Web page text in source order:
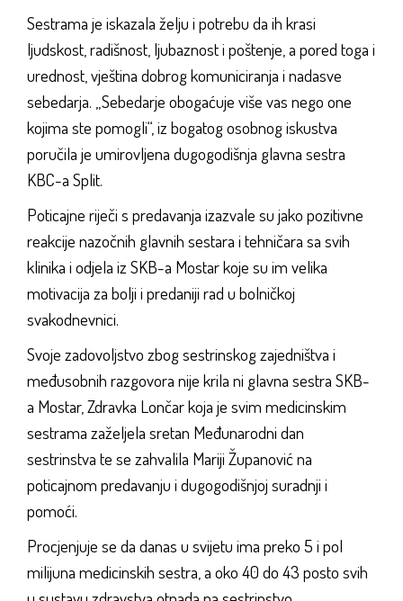
Sestrama je iskazala želju i potrebu da ih krasi
ljudskost, radišnost, ljubaznost i poštenje, a pored toga i
urednost, vještina dobrog komuniciranja i nadasve
sebedarja. „Sebedarje obogaćuje više vas nego one
kojima ste pomogli“, iz bogatog osobnog iskustva
poručila je umirovljena dugogodišnja glavna sestra
KBC-a Split.
Poticajne riječi s predavanja izazvale su jako pozitivne
reakcije nazočnih glavnih sestara i tehničara sa svih
klinika i odjela iz SKB-a Mostar koje su im velika
motivacija za bolji i predaniji rad u bolničkoj
svakodnevnici.
Svoje zadovoljstvo zbog sestrinskog zajedništva i
međusobnih razgovora nije krila ni glavna sestra SKB-
a Mostar, Zdravka Lončar koja je svim medicinskim
sestrama zaželjela sretan Međunarodni dan
sestrinstva te se zahvalila Mariji Županović na
poticajnom predavanju i dugogodišnjoj suradnji i
pomoći.
Procjenjuje se da danas u svijetu ima preko 5 i pol
milijuna medicinskih sestra, a oko 40 do 43 posto svih